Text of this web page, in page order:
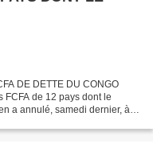
DE DETTE DU CONGO
FCFA de 12 pays dont le
a annulé, samedi dernier, à